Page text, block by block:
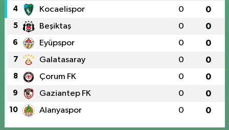
4 Kocaelispor 0 0
5 Beşiktaş 0 0
6 Eyüpspor 0 0
7 Galatasaray 0 0
8 Çorum FK 0 0
9 Gaziantep FK 0 0
10 Alanyaspor 0 0